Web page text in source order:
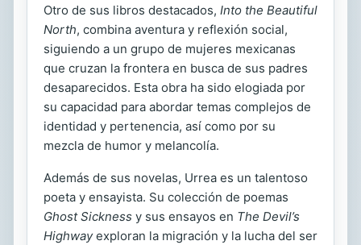
Otro de sus libros destacados, Into the Beautiful
North, combina aventura y reflexión social,
siguiendo a un grupo de mujeres mexicanas
que cruzan la frontera en busca de sus padres
desaparecidos. Esta obra ha sido elogiada por
su capacidad para abordar temas complejos de
identidad y pertenencia, así como por su
mezcla de humor y melancolía.
Además de sus novelas, Urrea es un talentoso
poeta y ensayista. Su colección de poemas
Ghost Sickness y sus ensayos en The Devil’s
Highwayexploran la migración y la lucha del ser